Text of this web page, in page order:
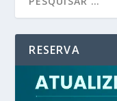
RESERVA